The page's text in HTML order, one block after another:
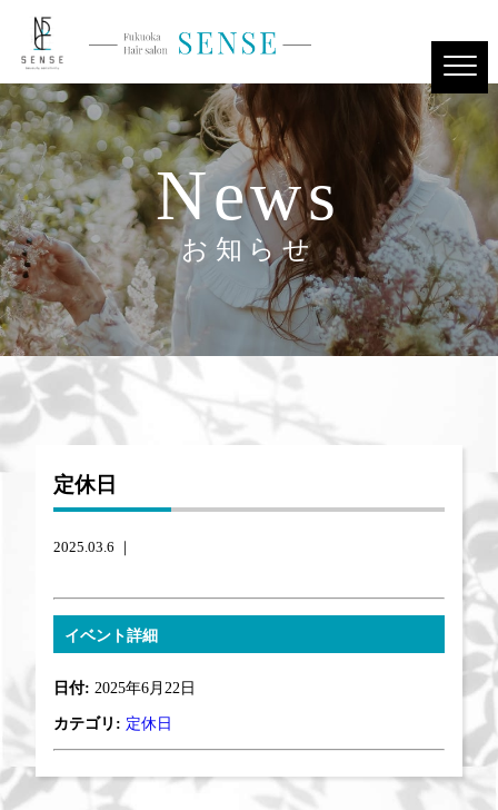
News
お知らせ
定休日
2025.03.6 ｜
イベント詳細
日付: 2025年6月22日
カテゴリ: 定休日